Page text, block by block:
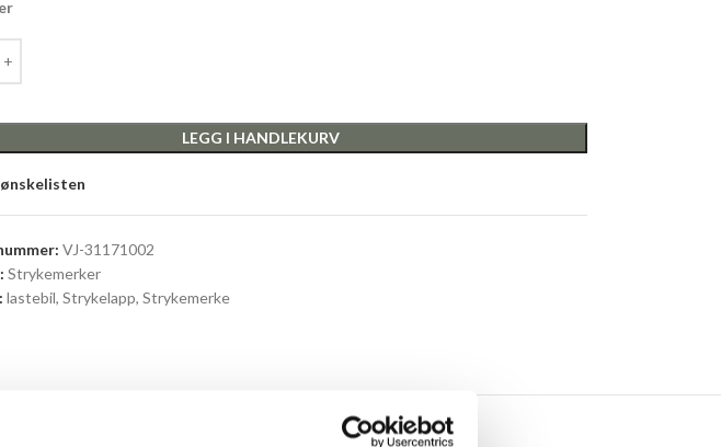
LEGG I HANDLEKURV
ønskelisten
VJ-31171002
Strykemerker
lastebil, Strykelapp, Strykemerke